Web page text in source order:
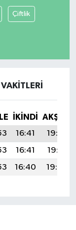
Çiftlik
İKINDI
AKŞAM
16:41
19:52
16:41
19:51
16:40 19:50